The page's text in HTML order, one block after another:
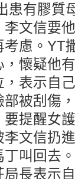
患有膠質
李文信要
考慮。YT
，懷疑他
，表示自
部被刮傷
要提醒女
李文信扔
丁叫回去
局長表示